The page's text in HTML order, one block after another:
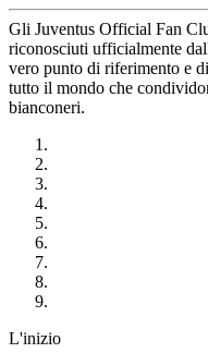
Gli Juventus Official Fan
riconosciuti ufficialmente
vero punto di riferimento e
tutto il mondo che
bianconeri.
L'inizio